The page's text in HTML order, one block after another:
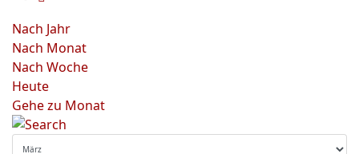
Nach Jahr
Nach Monat
Nach Woche
Heute
Gehe zu Monat